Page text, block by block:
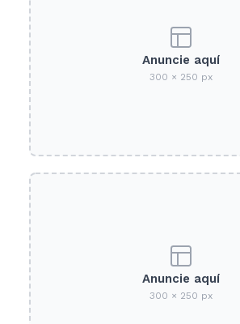
Anuncie aquí
300 × 250 px
Anuncie aquí
300 × 250 px